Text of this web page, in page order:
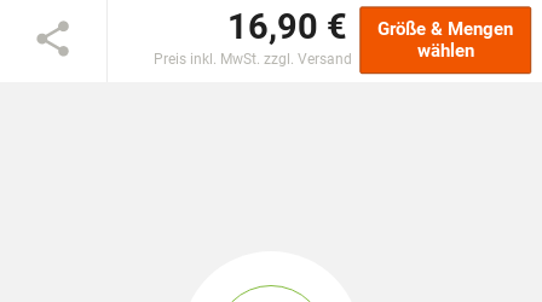
GROSSBESTELLUNG 16,90 €
Preis inkl. MwSt. zzgl. Versand
Größe & Mengen
wählen